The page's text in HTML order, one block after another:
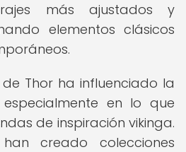
más ajustados y
elementos clásicos
Thor ha influenciado la
en lo que
de inspiración vikinga.
creado colecciones